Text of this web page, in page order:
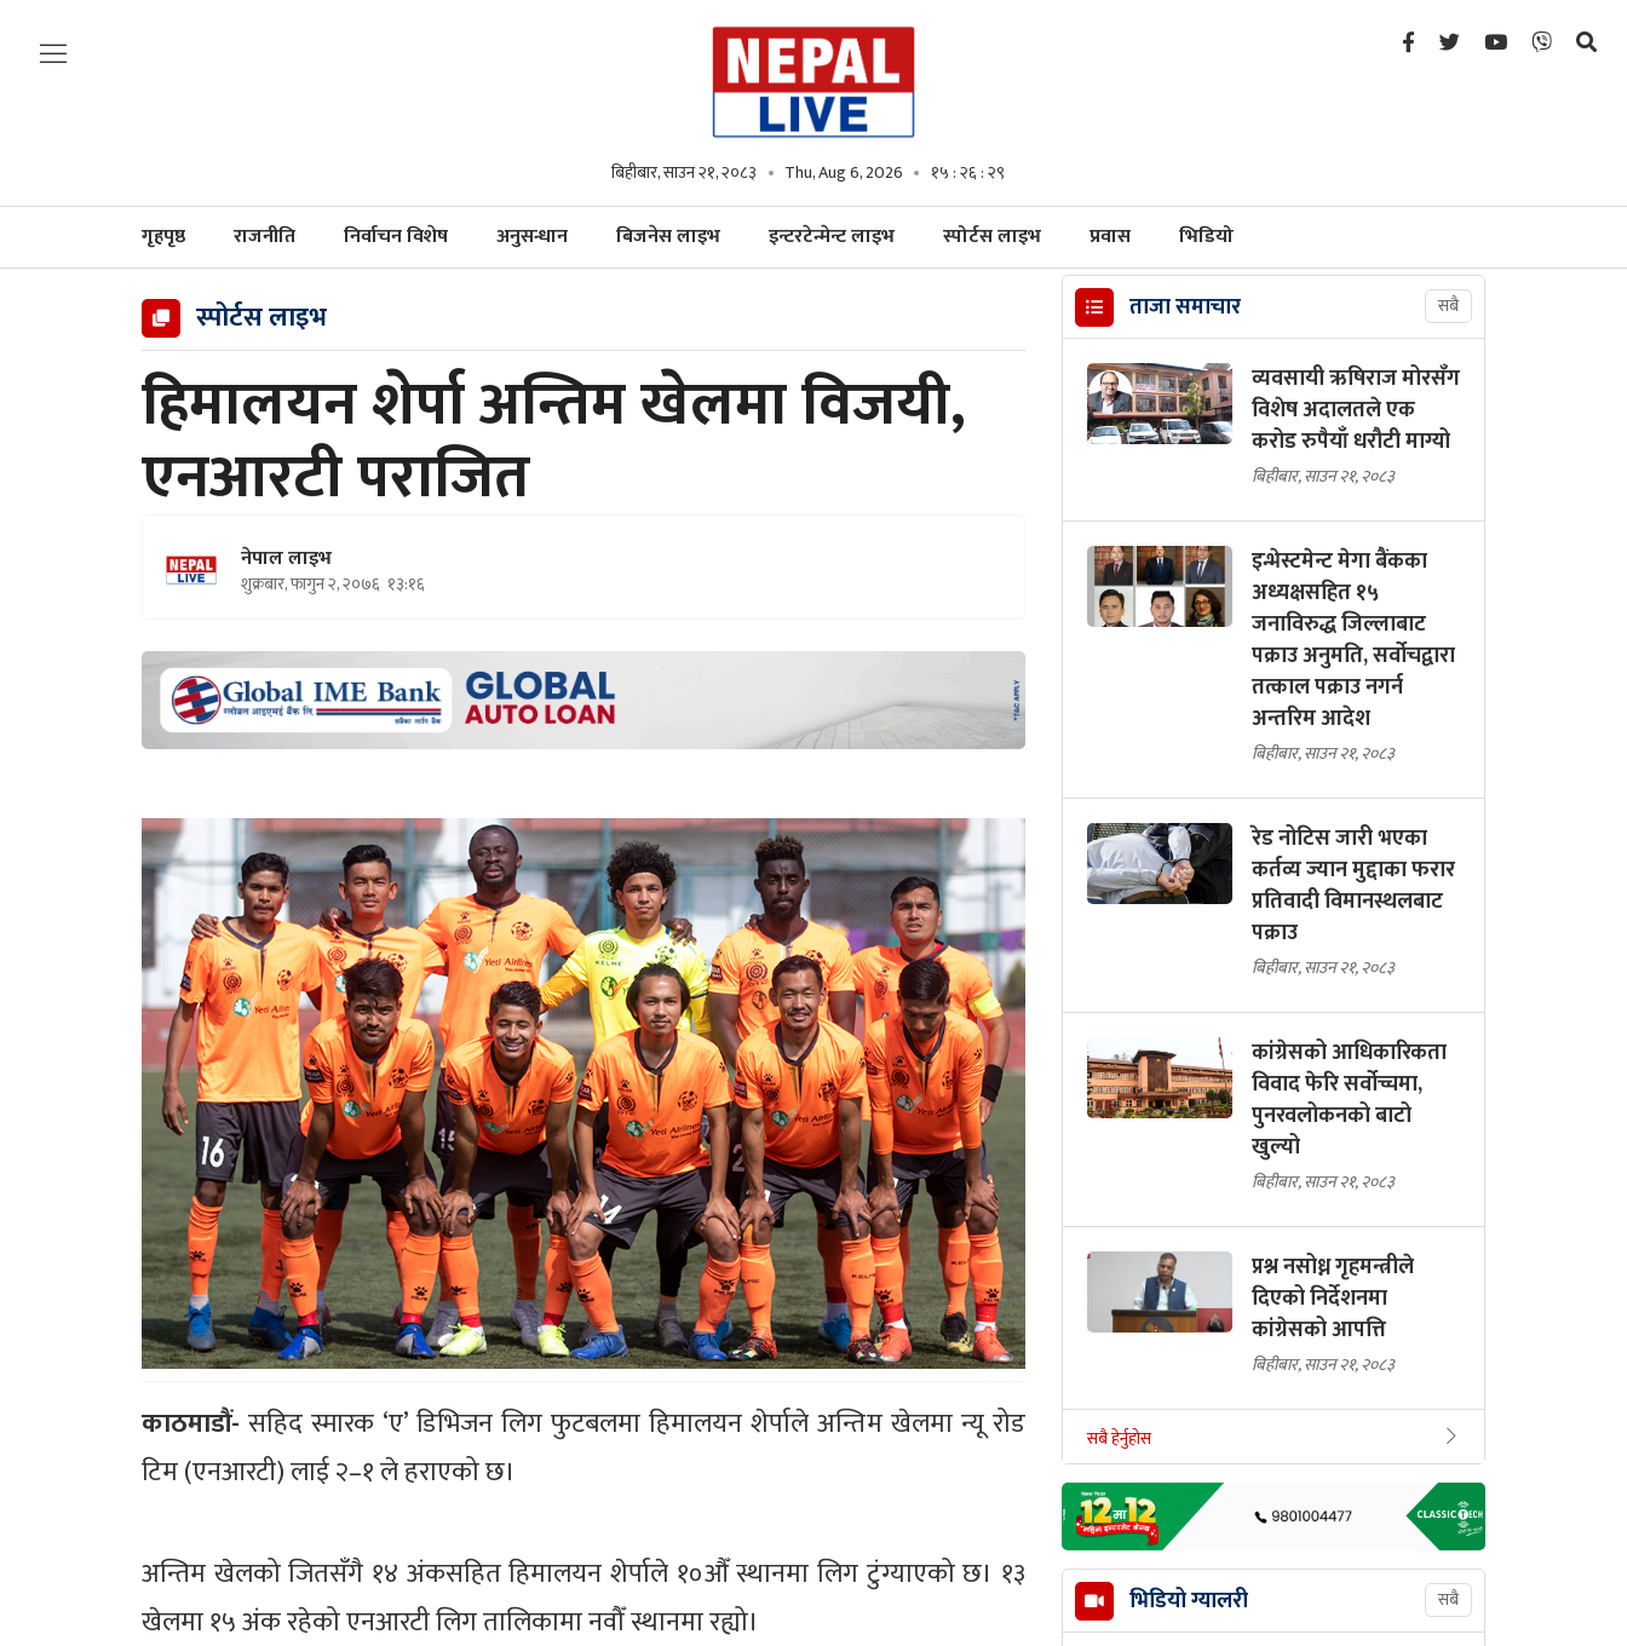
बिहीबार, साउन २१, २०८३ Thu, Aug 6, 2026 १५ : २६ : ३०
गृहपृष्ठ राजनीति निर्वाचन विशेष अनुसन्धान बिजनेस लाइभ इन्टरटेन्मेन्ट लाइभ स्पोर्टस लाइभ प्रवास भिडियो
स्पोर्टस लाइभ
हिमालयन शेर्पा अन्तिम खेलमा विजयी,
एनआरटी पराजित
नेपाल लाइभ
शुक्रबार, फागुन २, २०७६ १३:१६
काठमाडौं- सहिद स्मारक ‘ए’ डिभिजन लिग फुटबलमा हिमालयन शेर्पाले अन्तिम खेलमा न्यू रोड
टिम (एनआरटी) लाई २–१ ले हराएको छ।
अन्तिम खेलको जितसँगै १४ अंकसहित हिमालयन शेर्पाले १०औँ स्थानमा लिग टुंग्याएको छ। १३
खेलमा १५ अंक रहेको एनआरटी लिग तालिकामा नवौँ स्थानमा रह्यो।
ताजा समाचार सबै
व्यवसायी ऋषिराज मोरसँग
विशेष अदालतले एक
करोड रुपैयाँ धरौटी माग्यो
बिहीबार, साउन २१, २०८३
इन्भेस्टमेन्ट मेगा बैंकका
अध्यक्षसहित १५
जनाविरुद्ध जिल्लाबाट
पक्राउ अनुमति, सर्वोचद्वारा
तत्काल पक्राउ नगर्न
अन्तरिम आदेश
बिहीबार, साउन २१, २०८३
रेड नोटिस जारी भएका
कर्तव्य ज्यान मुद्दाका फरार
प्रतिवादी विमानस्थलबाट
पक्राउ
बिहीबार, साउन २१, २०८३
कांग्रेसको आधिकारिकता
विवाद फेरि सर्वोच्चमा,
पुनरवलोकनको बाटो
खुल्यो
बिहीबार, साउन २१, २०८३
प्रश्न नसोध्न गृहमन्त्रीले
दिएको निर्देशनमा
कांग्रेसको आपत्ति
बिहीबार, साउन २१, २०८३
सबै हेर्नुहोस
भिडियो ग्यालरी सबै